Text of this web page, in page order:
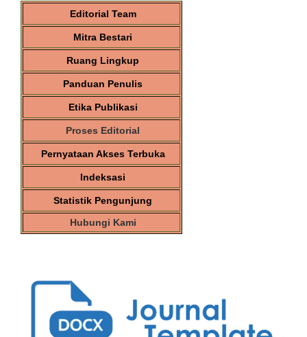
Editorial Team
Mitra Bestari
Ruang Lingkup
Panduan Penulis
Etika Publikasi
Proses Editorial
Pernyataan Akses Terbuka
Indeksasi
Statistik Pengunjung
Hubungi Kami